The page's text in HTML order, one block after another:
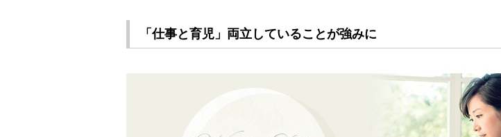
「仕事と育児」両立していることが強みに